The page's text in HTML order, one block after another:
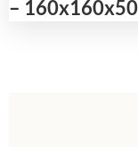
–